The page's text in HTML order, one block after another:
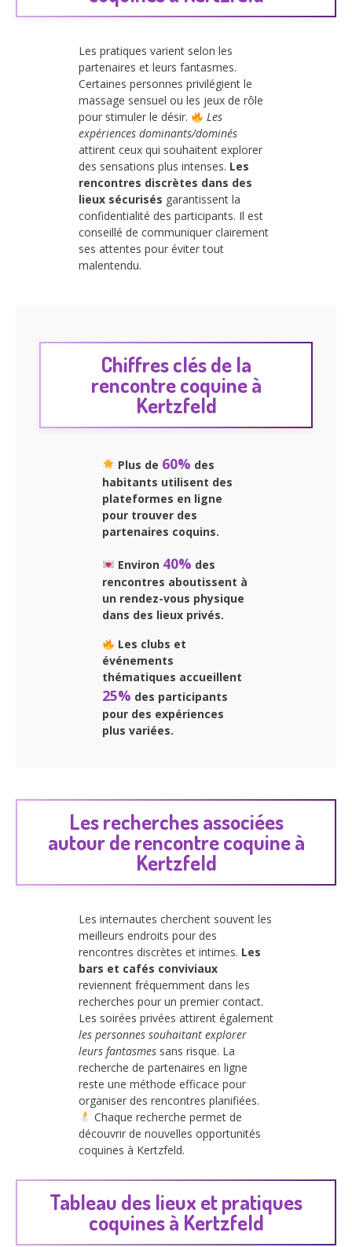
Les pratiques varient selon les
partenaires et leurs fantasmes.
Certaines personnes privilégient le
massage sensuel ou les jeux de rôle
pour stimuler le désir.
Les
expériences dominants/dominés
attirent ceux qui souhaitent explorer
des sensations plus intenses. Les
rencontres discrètes dans des
lieux sécurisés garantissent la
confidentialité des participants. Il est
conseillé de communiquer clairement
ses attentes pour éviter tout
malentendu.
Chiffres clés de la
rencontre coquine à
Kertzfeld
Plus de 60% des
habitants utilisent des
plateformes en ligne
pour trouver des
partenaires coquins.
Environ 40% des
rencontres aboutissent à
un rendez-vous physique
dans des lieux privés.
Les clubs et
événements
thématiques accueillent
25% des participants
pour des expériences
plus variées.
Les recherches associées
autour de rencontre coquine à
Kertzfeld
Les internautes cherchent souvent les
meilleurs endroits pour des
rencontres discrètes et intimes. Les
bars et cafés conviviaux
reviennent fréquemment dans les
recherches pour un premier contact.
Les soirées privées attirent également
les personnes souhaitant explorer
leurs fantasmes sans risque. La
recherche de partenaires en ligne
reste une méthode efficace pour
organiser des rencontres planifiées.
Chaque recherche permet de
découvrir de nouvelles opportunités
coquines à Kertzfeld.
Tableau des lieux et pratiques
coquines à Kertzfeld